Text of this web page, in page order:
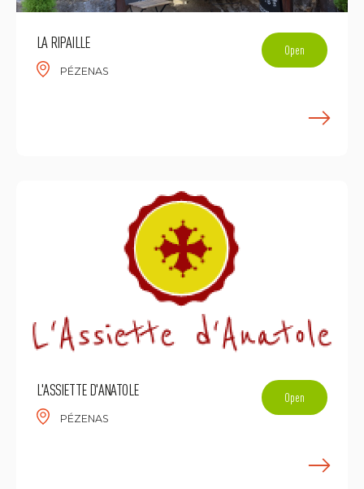
LA RIPAILLE
PÉZENAS
Open
L'ASSIETTE D'ANATOLE
PÉZENAS
Open